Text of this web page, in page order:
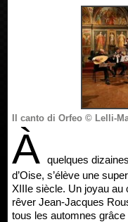
Il canto di Orfeo © Lelli-
À quelques
d’Oise, s’élève une
XIIIe siècle. Un joyau au
rêver Jean-Jacques
tous les automnes